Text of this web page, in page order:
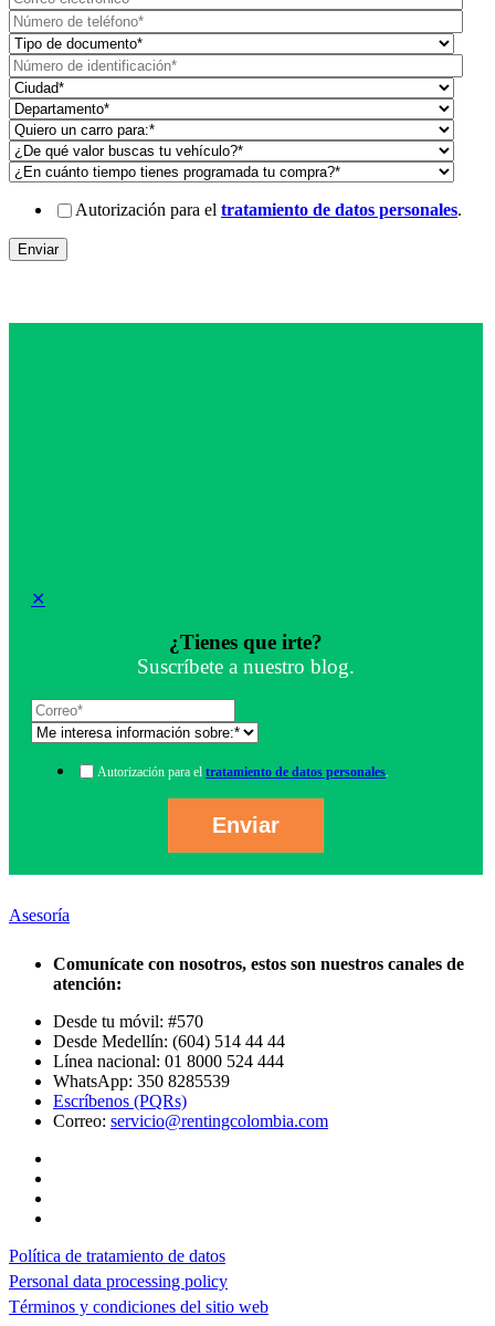
Autorización para el tratamiento de datos personales.
✕
¿Tienes que irte?
Suscríbete a nuestro blog.
Autorización para el tratamiento de datos personales.
Asesoría
Comunícate con nosotros, estos son nuestros canales de
atención:
Desde tu móvil: #570
Desde Medellín: (604) 514 44 44
Línea nacional: 01 8000 524 444
WhatsApp: 350 8285539
Escríbenos (PQRs)
Correo: servicio@rentingcolombia.com
Política de tratamiento de datos
Personal data processing policy
Términos y condiciones del sitio web